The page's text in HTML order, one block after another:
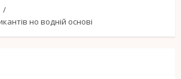
но водній основі